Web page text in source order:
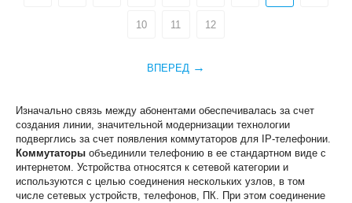
Изначально связь между абонентами обеспечивалась за счет
создания линии, значительной модернизации технологии
подверглись за счет появления коммутаторов для IP-телефонии.
Коммутаторы объединили телефонию в ее стандартном виде с
интернетом. Устройства относятся к сетевой категории и
используются с целью соединения нескольких узлов, в том
числе сетевых устройств, телефонов, ПК. При этом соединение
10 11 12
ВПЕРЕД